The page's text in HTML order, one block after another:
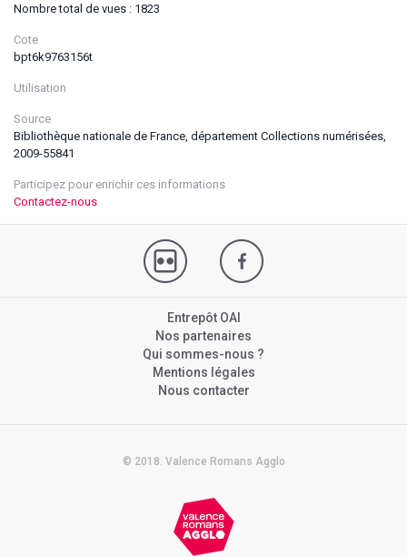
Nombre total de vues : 1823
Cote
bpt6k9763156t
Utilisation
Source
Bibliothèque nationale de France, département Collections numérisées,
2009-55841
Participez pour enrichir ces informations
Contactez-nous
Entrepôt OAI
Nos partenaires
Qui sommes-nous ?
Mentions légales
Nous contacter
© 2018. Valence Romans Agglo